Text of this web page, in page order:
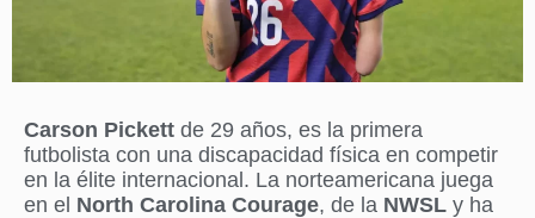
Carson Pickett de 29 años, es la primera
futbolista con una discapacidad física en competir
en la élite internacional. La norteamericana juega
en el North Carolina Courage, de la NWSL y ha